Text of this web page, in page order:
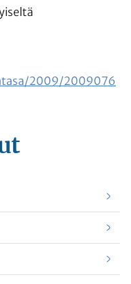
2009/2009076